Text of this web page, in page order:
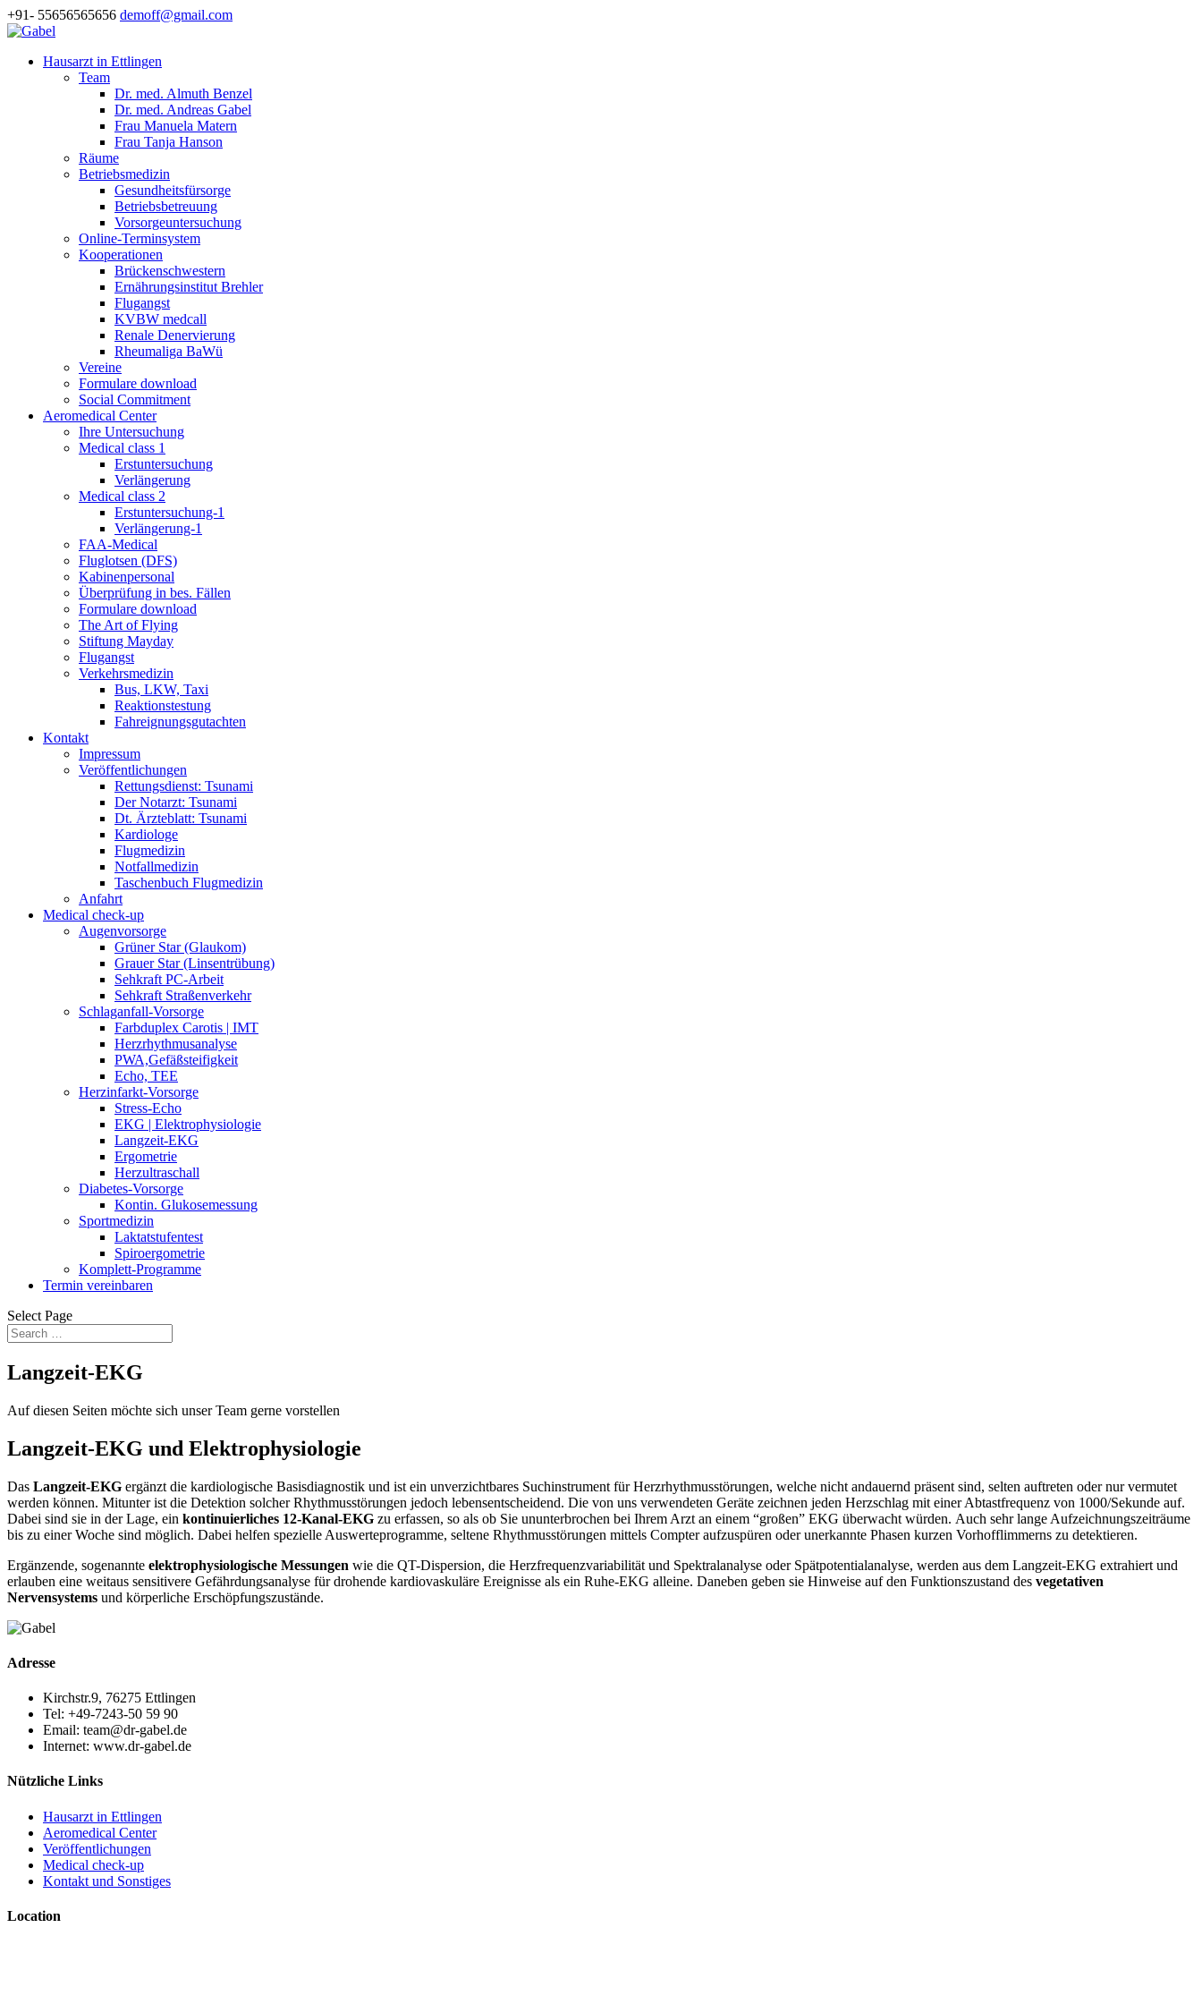
+91- 55656565656 demoff@gmail.com
Hausarzt in Ettlingen
Team
Dr. med. Almuth Benzel
Dr. med. Andreas Gabel
Frau Manuela Matern
Frau Tanja Hanson
Räume
Betriebsmedizin
Gesundheitsfürsorge
Betriebsbetreuung
Vorsorgeuntersuchung
Online-Terminsystem
Kooperationen
Brückenschwestern
Ernährungsinstitut Brehler
Flugangst
KVBW medcall
Renale Denervierung
Rheumaliga BaWü
Vereine
Formulare download
Social Commitment
Aeromedical Center
Ihre Untersuchung
Medical class 1
Erstuntersuchung
Verlängerung
Medical class 2
Erstuntersuchung-1
Verlängerung-1
FAA-Medical
Fluglotsen (DFS)
Kabinenpersonal
Überprüfung in bes. Fällen
Formulare download
The Art of Flying
Stiftung Mayday
Flugangst
Verkehrsmedizin
Bus, LKW, Taxi
Reaktionstestung
Fahreignungsgutachten
Kontakt
Impressum
Veröffentlichungen
Rettungsdienst: Tsunami
Der Notarzt: Tsunami
Dt. Ärzteblatt: Tsunami
Kardiologe
Flugmedizin
Notfallmedizin
Taschenbuch Flugmedizin
Anfahrt
Medical check-up
Augenvorsorge
Grüner Star (Glaukom)
Grauer Star (Linsentrübung)
Sehkraft PC-Arbeit
Sehkraft Straßenverkehr
Schlaganfall-Vorsorge
Farbduplex Carotis | IMT
Herzrhythmusanalyse
PWA,Gefäßsteifigkeit
Echo, TEE
Herzinfarkt-Vorsorge
Stress-Echo
EKG | Elektrophysiologie
Langzeit-EKG
Ergometrie
Herzultraschall
Diabetes-Vorsorge
Kontin. Glukosemessung
Sportmedizin
Laktatstufentest
Spiroergometrie
Komplett-Programme
Termin vereinbaren
Select Page
Langzeit-EKG
Auf diesen Seiten möchte sich unser Team gerne vorstellen
Langzeit-EKG und Elektrophysiologie
Das Langzeit-EKG ergänzt die kardiologische Basisdiagnostik und ist ein unverzichtbares Suchinstrument für Herzrhythmusstörungen, welche nicht andauernd präsent sind, selten auftreten oder nur vermutet
werden können. Mitunter ist die Detektion solcher Rhythmusstörungen jedoch lebensentscheidend. Die von uns verwendeten Geräte zeichnen jeden Herzschlag mit einer Abtastfrequenz von 1000/Sekunde auf.
Dabei sind sie in der Lage, ein kontinuierliches 12-Kanal-EKG zu erfassen, so als ob Sie ununterbrochen bei Ihrem Arzt an einem “großen” EKG überwacht würden. Auch sehr lange Aufzeichnungszeiträume
bis zu einer Woche sind möglich. Dabei helfen spezielle Auswerteprogramme, seltene Rhythmusstörungen mittels Compter aufzuspüren oder unerkannte Phasen kurzen Vorhofflimmerns zu detektieren.
Ergänzende, sogenannte elektrophysiologische Messungen wie die QT-Dispersion, die Herzfrequenzvariabilität und Spektralanalyse oder Spätpotentialanalyse, werden aus dem Langzeit-EKG extrahiert und
erlauben eine weitaus sensitivere Gefährdungsanalyse für drohende kardiovaskuläre Ereignisse als ein Ruhe-EKG alleine. Daneben geben sie Hinweise auf den Funktionszustand des vegetativen
Nervensystems und körperliche Erschöpfungszustände.
Adresse
Kirchstr.9, 76275 Ettlingen
Tel: +49-7243-50 59 90
Email: team@dr-gabel.de
Internet: www.dr-gabel.de
Nützliche Links
Hausarzt in Ettlingen
Aeromedical Center
Veröffentlichungen
Medical check-up
Kontakt und Sonstiges
Location